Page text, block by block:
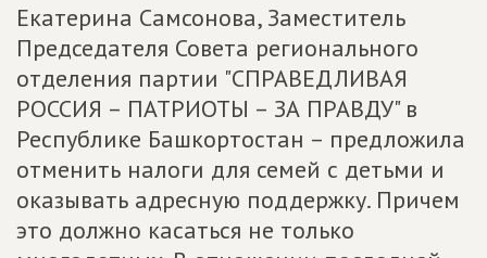
Екатерина Самсонова, Заместитель
Председателя Совета регионального
отделения партии "СПРАВЕДЛИВАЯ
РОССИЯ – ПАТРИОТЫ – ЗА ПРАВДУ" в
Республике Башкортостан – предложила
отменить налоги для семей с детьми и
оказывать адресную поддержку. Причем
это должно касаться не только